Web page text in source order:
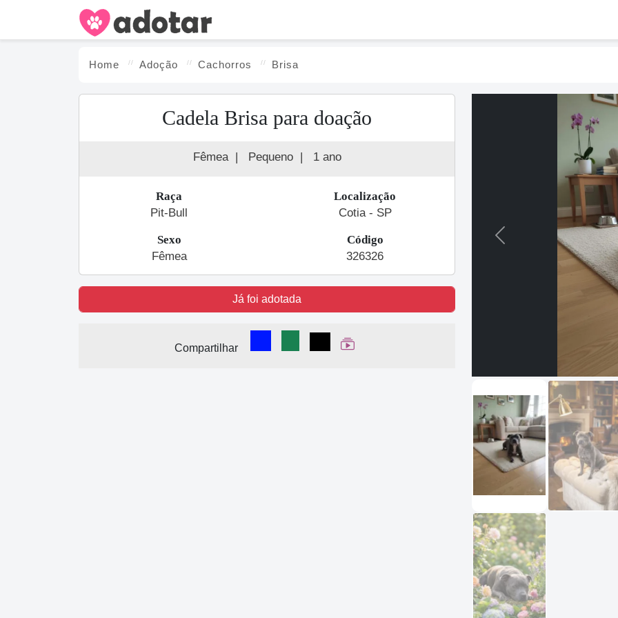
Home Adoção Cachorros Brisa
Cadela Brisa para doação
Fêmea | Pequeno | 1 ano
Raça
Pit-Bull
Localização
Cotia - SP
Sexo
Fêmea
Código
326326
Já foi adotada
Compartilhar
Compartilhar no Facebook
Compartilhar no WhatsApp
Compartilhar
Ver Web Story
Previous